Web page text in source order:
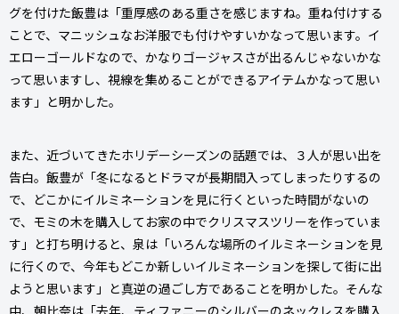
グを付けた飯豊は「重厚感のある重さを感じますね。重ね付けする
ことで、マニッシュなお洋服でも付けやすいかなって思います。イ
エローゴールドなので、かなりゴージャスさが出るんじゃないかな
って思いますし、視線を集めることができるアイテムかなって思い
ます」と明かした。
また、近づいてきたホリデーシーズンの話題では、３人が思い出を
告白。飯豊が「冬になるとドラマが長期間入ってしまったりするの
で、どこかにイルミネーションを見に行くといった時間がないの
で、モミの木を購入してお家の中でクリスマスツリーを作っていま
す」と打ち明けると、泉は「いろんな場所のイルミネーションを見
に行くので、今年もどこか新しいイルミネーションを探して街に出
ようと思います」と真逆の過ごし方であることを明かした。そんな
中、朝比奈は「去年、ティファニーのシルバーのネックレスを購入